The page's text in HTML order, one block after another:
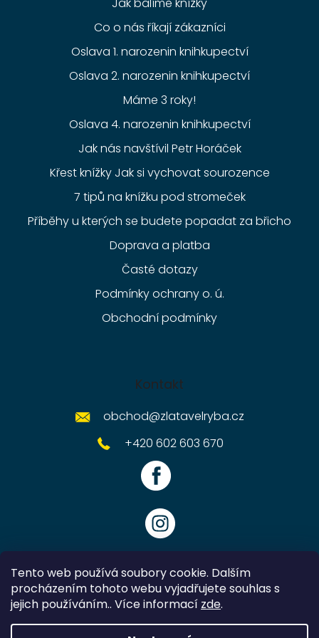
Tento web používá soubory cookie. Dalším
procházením tohoto webu vyjadřujete souhlas s
jejich používáním.. Více informací zde.
Jak balíme knížky
Co o nás říkají zákazníci
Oslava 1. narozenin knihkupectví
Oslava 2. narozenin knihkupectví
Máme 3 roky!
Oslava 4. narozenin knihkupectví
Jak nás navštívil Petr Horáček
Křest knížky Jak si vychovat sourozence
7 tipů na knížku pod stromeček
Příběhy u kterých se budete popadat za břicho
Doprava a platba
Časté dotazy
Podmínky ochrany o. ú.
Obchodní podmínky
Kontakt
obchod@zlatavelryba.cz
+420 602 603 670